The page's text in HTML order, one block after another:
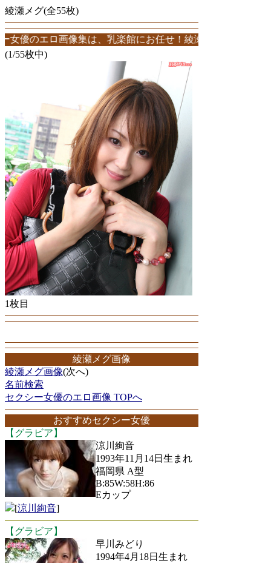
綾瀬メグ(全55枚)
ロ画像集は、乳楽館にお任せ！綾瀬メグエロ画像が55枚
(1/55枚中)
1枚目
綾瀬メグ画像
綾瀬メグ画像(次へ)
名前検索
セクシー女優のエロ画像 TOPへ
おすすめセクシー女優
【グラビア】
涼川絢音
1993年11月14日生まれ
福岡県 A型
B:85W:58H:86
Eカップ
[涼川絢音]
【グラビア】
早川みどり
1994年4月18日生まれ